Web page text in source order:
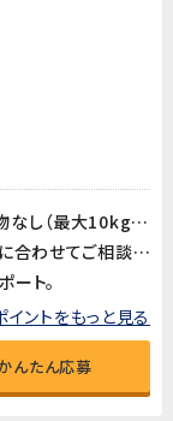
無理なく働ける！残業少な目、著しい重量物なし（最大10kg程度）
3つの勤務シフトから選べる!生活スタイルに合わせてご相談ください
ト。
イントをもっと見る
んたん応募